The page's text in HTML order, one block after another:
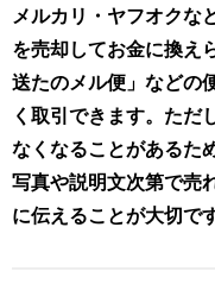
メルカリ・ヤフオクな
を売却してお金に換え
送たのメル便」などの
く取引できます。ただ
なくなることがあるた
写真や説明文次第で売
に伝えることが大切です